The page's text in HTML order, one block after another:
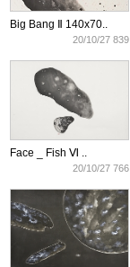
Big Bang Ⅱ 140x70..
20/10/27 839
Face _ Fish Ⅵ ..
20/10/27 766